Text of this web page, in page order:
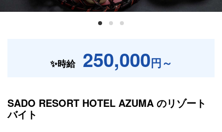
✨時給 250,000円～
SADO RESORT HOTEL AZUMA のリゾート
バイト